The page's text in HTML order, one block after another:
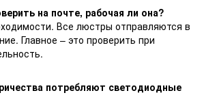
на почте, рабочая ли она?
Все люстры отправляются в
Главное – это проверить при
потребляют светодиодные